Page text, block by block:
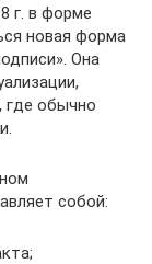
г. в форме
новая форма
Она
где обычно
собой: